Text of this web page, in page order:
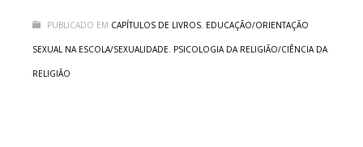
PUBLICADO EM CAPÍTULOS DE LIVROS, EDUCAÇÃO/ORIENTAÇÃO
SEXUAL NA ESCOLA/SEXUALIDADE, PSICOLOGIA DA RELIGIÃO/CIÊNCIA DA
RELIGIÃO